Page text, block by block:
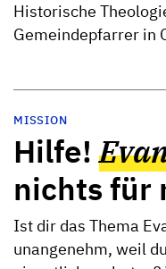
Historische
Gemeindepfarrer in
MISSION
Hilfe!
nichts für
Ist dir das Thema
unangenehm, weil